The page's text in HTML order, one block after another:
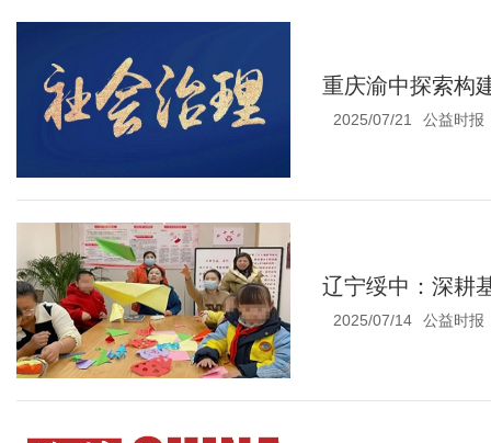
重庆渝中探索构
2025/07/21 公益时报
辽宁绥中：深耕
2025/07/14 公益时报